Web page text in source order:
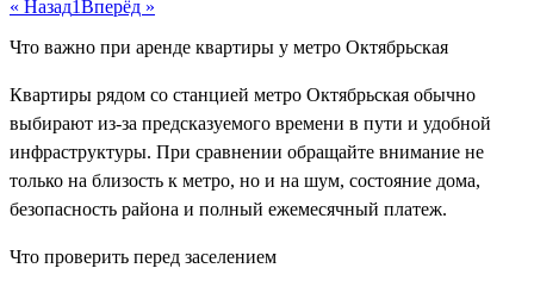
« Назад1Вперёд »
Что важно при аренде квартиры у метро Октябрьская
Квартиры рядом со станцией метро Октябрьская обычно
выбирают из-за предсказуемого времени в пути и удобной
инфраструктуры. При сравнении обращайте внимание не
только на близость к метро, но и на шум, состояние дома,
безопасность района и полный ежемесячный платеж.
Что проверить перед заселением